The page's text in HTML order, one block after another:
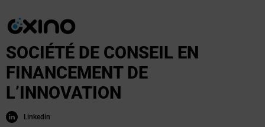
SOCIÉTÉ DE CONSEIL EN
FINANCEMENT DE
L’INNOVATION
Linkedin